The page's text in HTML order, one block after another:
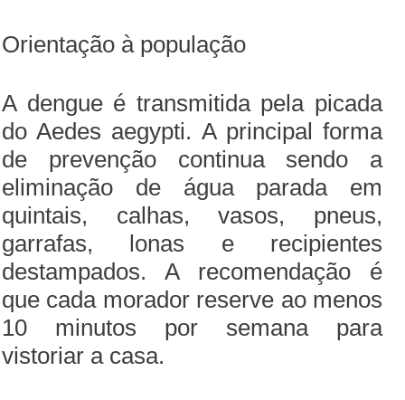
Orientação à população
A dengue é transmitida pela picada
do Aedes aegypti. A principal forma
de prevenção continua sendo a
eliminação de água parada em
quintais, calhas, vasos, pneus,
garrafas, lonas e recipientes
destampados. A recomendação é
que cada morador reserve ao menos
10 minutos por semana para
vistoriar a casa.